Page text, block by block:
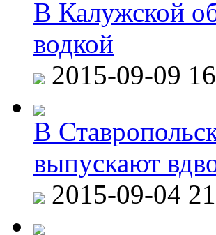
В Калужской
водкой
2015-09-09
В
выпускают
2015-09-04